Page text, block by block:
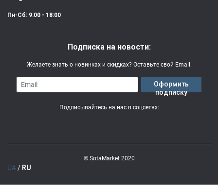
Пн-Сб: 9:00 - 18:00
Подписка на новости:
Желаете знать о новинках и скидках? Оставьте свой Email.
Email
Оформить
подписку
Подписывайтесь на нас в соцсетях:
© SotaMarket 2020
UA / RU